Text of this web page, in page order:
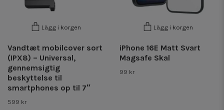
Lägg i korgen
Vandtæt mobilcover sort
(IPX8) – Universal,
gennemsigtig
beskyttelse til
smartphones op til 7″
599 kr
Lägg i korgen
iPhone 16E Matt Svart
Magsafe Skal
99 kr